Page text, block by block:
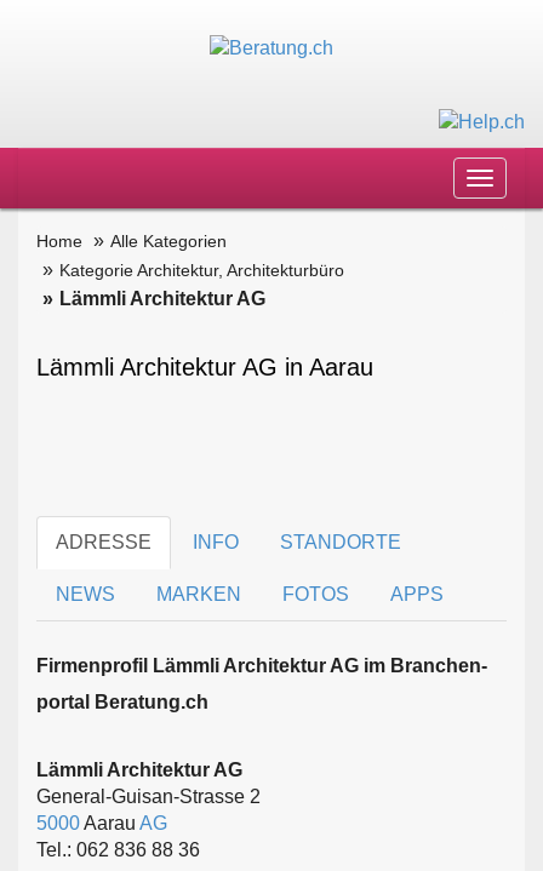
Toggle
Home
Alle Kategorien
Kategorie Architektur, Architekturbüro
Lämmli Architektur AG
Lämmli Architektur AG in Aarau
ADRESSE INFO STANDORTE
NEWS MARKEN FOTOS APPS
Firmen­profil Lämmli Architektur AG im Branchen­
portal Beratung.ch
Lämmli Architektur AG
General-Guisan-Strasse 2
5000Aarau AG
Tel.: 062 836 88 36